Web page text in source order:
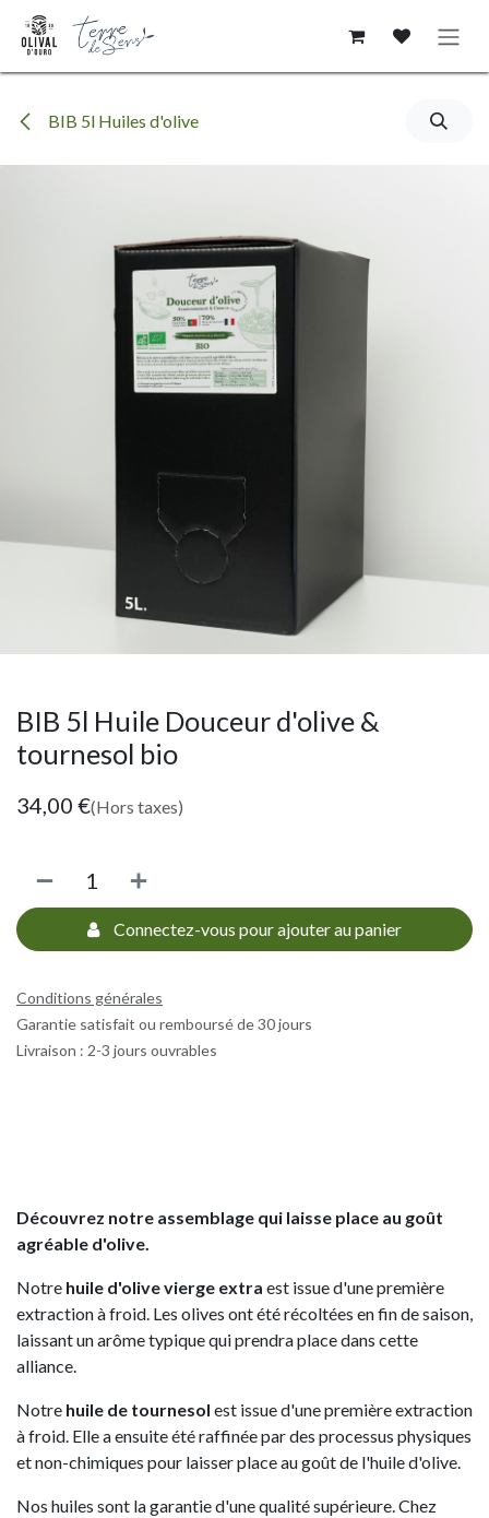
Se rendre au contenu
BIB 5l Huiles d'olive
BIB 5l Huile Douceur d'olive &
tournesol bio
34,00 €(Hors taxes)
Connectez-vous pour ajouter au panier
Conditions générales
Garantie satisfait ou remboursé de 30 jours
Livraison : 2-3 jours ouvrables
Découvrez notre assemblage qui laisse place au goût
agréable d'olive.
Notre huile d'olive vierge extra est issue d'une première
extraction à froid. Les olives ont été récoltées en fin de saison,
laissant un arôme typique qui prendra place dans cette
alliance.
Notre huile de tournesol est issue d'une première extraction
à froid. Elle a ensuite été raffinée par des processus physiques
et non-chimiques pour laisser place au goût de l'huile d'olive.
Nos huiles sont la garantie d'une qualité supérieure. Chez